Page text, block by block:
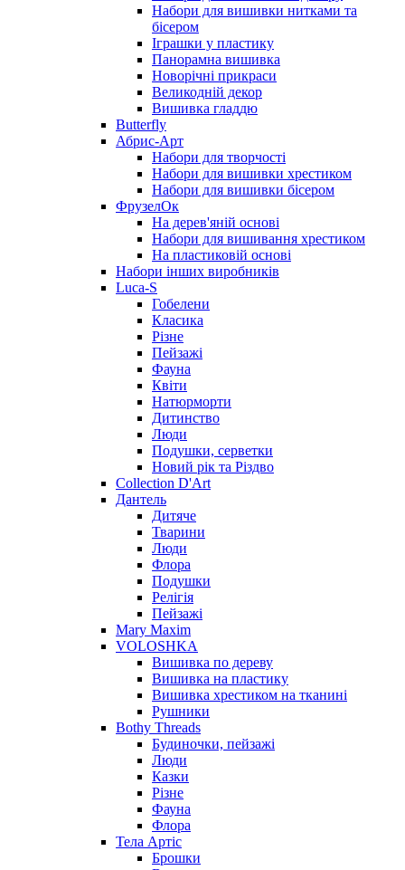
Набори для вишивки нитками та
бісером
Іграшки у пластику
Панорамна вишивка
Новорічні прикраси
Великодній декор
Вишивка гладдю
Butterfly
Абрис-Арт
Набори для творчості
Набори для вишивки хрестиком
Набори для вишивки бісером
ФрузелОк
На дерев'яній основі
Набори для вишивання хрестиком
На пластиковій основі
Набори інших виробників
Luca-S
Гобелени
Класика
Різне
Пейзажі
Фауна
Квіти
Натюрморти
Дитинство
Люди
Подушки, серветки
Новий рік та Різдво
Collection D'Art
Дантель
Дитяче
Тварини
Люди
Флора
Подушки
Релігія
Пейзажі
Mary Maxim
VOLOSHKA
Вишивка по дереву
Вишивка на пластику
Вишивка хрестиком на тканині
Рушники
Bothy Threads
Будиночки, пейзажі
Люди
Казки
Різне
Фауна
Флора
Тела Артіс
Брошки